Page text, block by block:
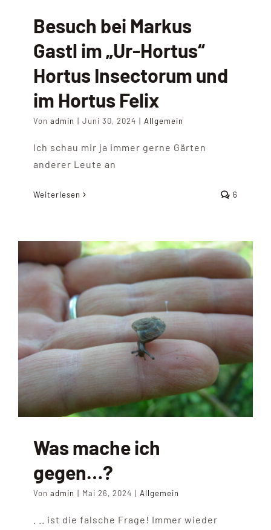
Besuch bei Markus
Gastl im „Ur-Hortus“
Hortus Insectorum und
im Hortus Felix
Von admin | Juni 30, 2024 | Allgemein
Ich schau mir ja immer gerne Gärten
anderer Leute an
Weiterlesen 6
Was mache ich
gegen…?
Von admin | Mai 26, 2024 | Allgemein
. .. ist die falsche Frage! Immer wieder